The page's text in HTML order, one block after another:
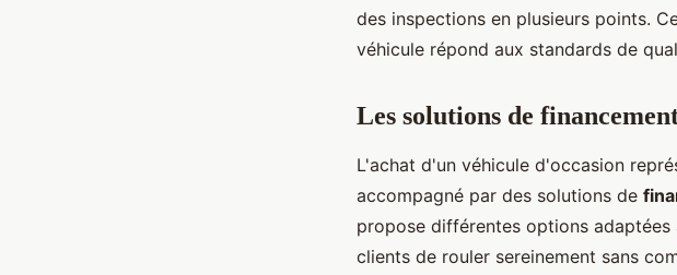
des inspections en plusieurs points.
véhicule répond aux standards de
Les solutions de
L'achat d'un véhicule d'occasion
accompagné par des solutions de
propose différentes options
clients de rouler sereinement sans